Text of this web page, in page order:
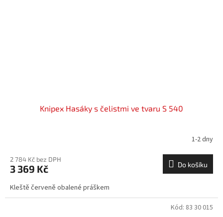
Knipex Hasáky s čelistmi ve tvaru S 540
1-2 dny
2 784 Kč bez DPH
3 369 Kč Do košíku
Kleště červeně obalené práškem
Kód: 83 30 015